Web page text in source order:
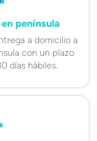
península
a domicilio a
con un plazo
días hábiles.